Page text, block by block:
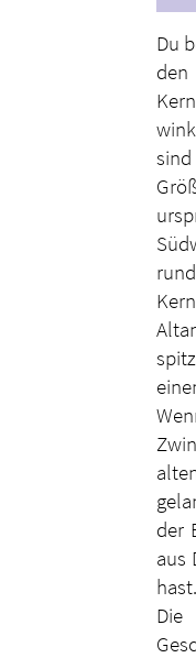
Du
der
aus
hast.
Die